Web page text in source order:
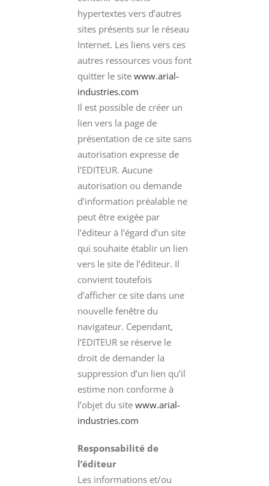
hypertextes vers d’autres
sites présents sur le réseau
Internet. Les liens vers ces
autres ressources vous font
quitter le site www.arial-
industries.com
Il est possible de créer un
lien vers la page de
présentation de ce site sans
autorisation expresse de
l’EDITEUR. Aucune
autorisation ou demande
d’information préalable ne
peut être exigée par
l’éditeur à l’égard d’un site
qui souhaite établir un lien
vers le site de l’éditeur. Il
convient toutefois
d’afficher ce site dans une
nouvelle fenêtre du
navigateur. Cependant,
l’EDITEUR se réserve le
droit de demander la
suppression d’un lien qu’il
estime non conforme à
l’objet du site www.arial-
industries.com
Responsabilité de
l’éditeur
Les informations et/ou